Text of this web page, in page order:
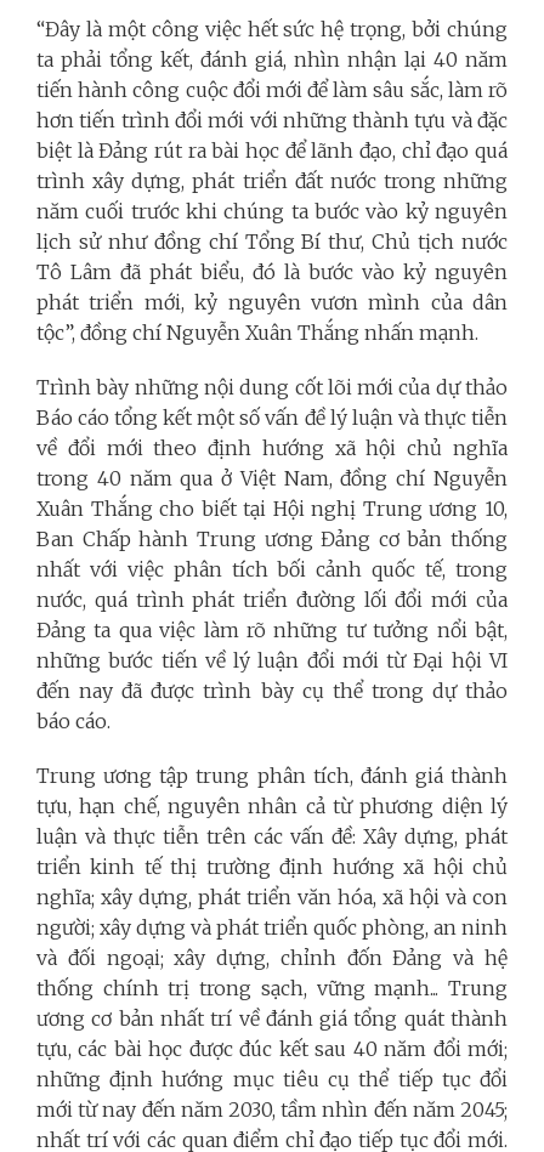
“Đây là một công việc hết sức hệ trọng, bởi chúng
ta phải tổng kết, đánh giá, nhìn nhận lại 40 năm
tiến hành công cuộc đổi mới để làm sâu sắc, làm rõ
hơn tiến trình đổi mới với những thành tựu và đặc
biệt là Đảng rút ra bài học để lãnh đạo, chỉ đạo quá
trình xây dựng, phát triển đất nước trong những
năm cuối trước khi chúng ta bước vào kỷ nguyên
lịch sử như đồng chí Tổng Bí thư, Chủ tịch nước
Tô Lâm đã phát biểu, đó là bước vào kỷ nguyên
phát triển mới, kỷ nguyên vươn mình của dân
tộc”, đồng chí Nguyễn Xuân Thắng nhấn mạnh.
Trình bày những nội dung cốt lõi mới của dự thảo
Báo cáo tổng kết một số vấn đề lý luận và thực tiễn
về đổi mới theo định hướng xã hội chủ nghĩa
trong 40 năm qua ở Việt Nam, đồng chí Nguyễn
Xuân Thắng cho biết tại Hội nghị Trung ương 10,
Ban Chấp hành Trung ương Đảng cơ bản thống
nhất với việc phân tích bối cảnh quốc tế, trong
nước, quá trình phát triển đường lối đổi mới của
Đảng ta qua việc làm rõ những tư tưởng nổi bật,
những bước tiến về lý luận đổi mới từ Đại hội VI
đến nay đã được trình bày cụ thể trong dự thảo
báo cáo.
Trung ương tập trung phân tích, đánh giá thành
tựu, hạn chế, nguyên nhân cả từ phương diện lý
luận và thực tiễn trên các vấn đề: Xây dựng, phát
triển kinh tế thị trường định hướng xã hội chủ
nghĩa; xây dựng, phát triển văn hóa, xã hội và con
người; xây dựng và phát triển quốc phòng, an ninh
và đối ngoại; xây dựng, chỉnh đốn Đảng và hệ
thống chính trị trong sạch, vững mạnh... Trung
ương cơ bản nhất trí về đánh giá tổng quát thành
tựu, các bài học được đúc kết sau 40 năm đổi mới;
những định hướng mục tiêu cụ thể tiếp tục đổi
mới từ nay đến năm 2030, tầm nhìn đến năm 2045;
nhất trí với các quan điểm chỉ đạo tiếp tục đổi mới.